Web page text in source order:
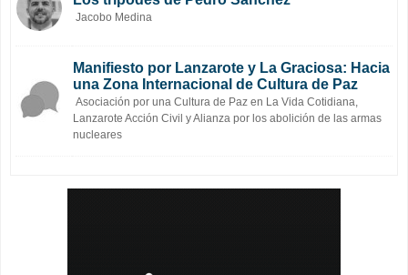
Jacobo Medina
Manifiesto por Lanzarote y La Graciosa: Hacia
una Zona Internacional de Cultura de Paz
Asociación por una Cultura de Paz en La Vida Cotidiana,
Lanzarote Acción Civil y Alianza por los abolición de las armas
nucleares